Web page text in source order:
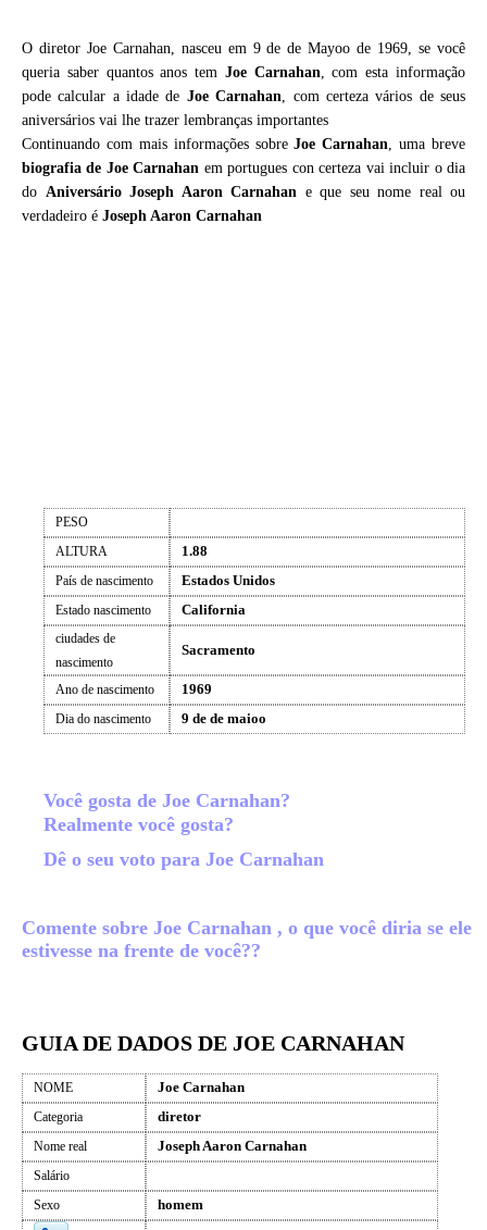
O diretor Joe Carnahan, nasceu em 9 de de Mayoo de 1969, se você
queria saber quantos anos tem Joe Carnahan, com esta informação
pode calcular a idade de Joe Carnahan, com certeza vários de seus
aniversários vai lhe trazer lembranças importantes
Continuando com mais informações sobreJoe Carnahan, uma breve
biografia de Joe Carnahan em portugues con certeza vai incluir o dia
do Aniversário Joseph Aaron Carnahan e que seu nome real ou
verdadeiro é Joseph Aaron Carnahan
PESO
ALTURA
1.88
País de nascimento Estados Unidos
Estado nascimento California
ciudades de
nascimento
Sacramento
Ano de nascimento 1969
Dia do nascimento 9 de de maioo
Você gosta de Joe Carnahan?
Realmente você gosta?
Dê o seu voto para Joe Carnahan
Comente sobre Joe Carnahan , o que você diria se ele
estivesse na frente de você??
GUIA DE DADOS DE JOE CARNAHAN
NOME Joe Carnahan
Categoria diretor
Nome real Joseph Aaron Carnahan
Salário
Sexo
homem